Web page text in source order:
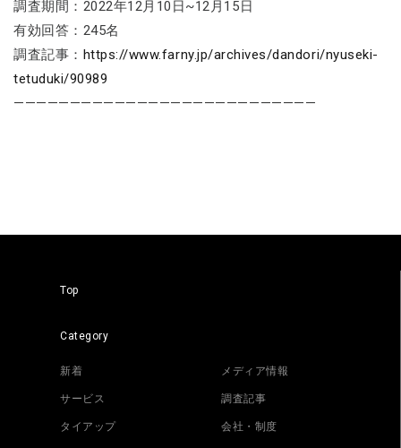
調査期間：2022年12月10日~12月15日
有効回答：​245名
調査記事： https://www.farny.jp/archives/dandori/nyuseki-
tetuduki/90989
———————————————————————————
Top
Category
新着 メディア情報
サービス 調査記事
タイアップ 会社・制度